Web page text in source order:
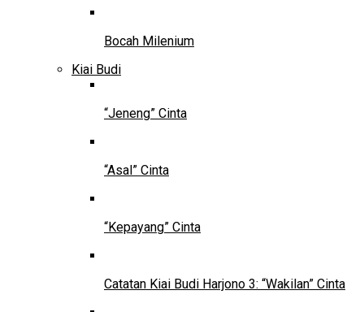
Bocah Milenium
Kiai Budi
“Jeneng” Cinta
“Asal” Cinta
“Kepayang” Cinta
Catatan Kiai Budi Harjono 3: “Wakilan” Cinta